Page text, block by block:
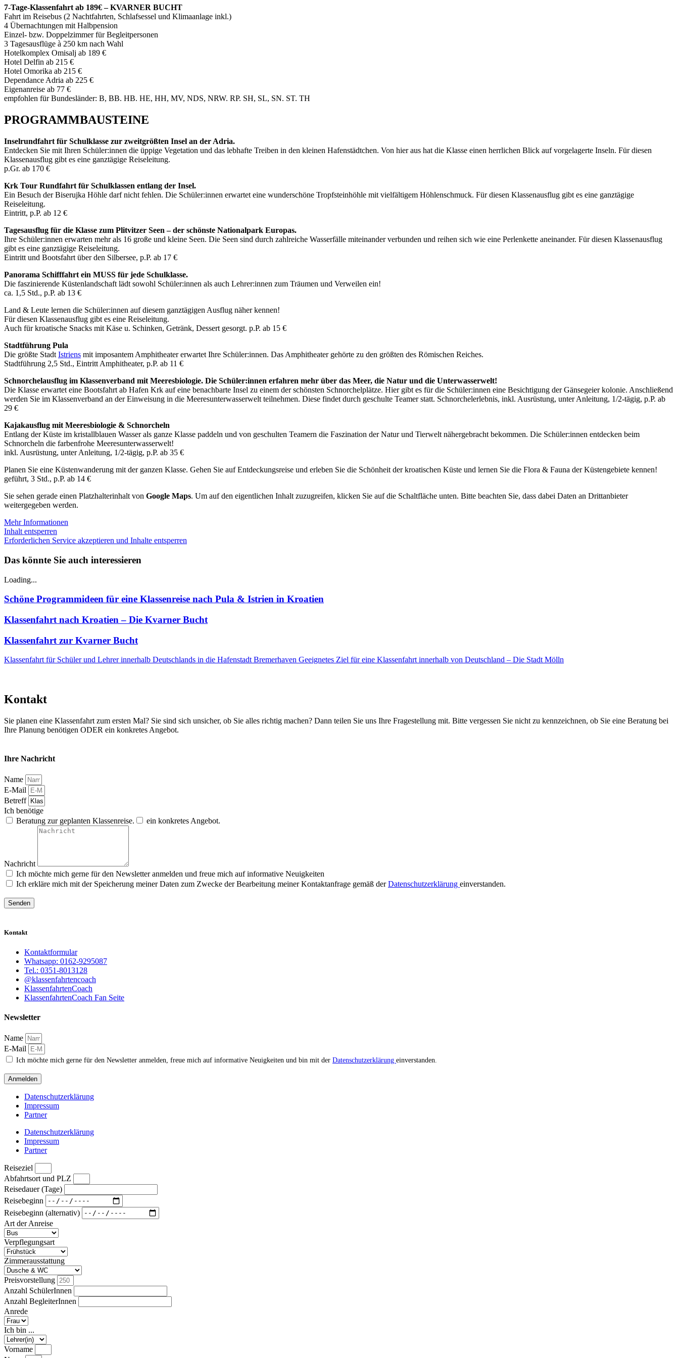
7-Tage-Klassenfahrt ab 189€ – KVARNER BUCHT
Fahrt im Reisebus (2 Nachtfahrten, Schlafsessel und Klimaanlage inkl.)
4 Übernachtungen mit Halbpension
Einzel- bzw. Doppelzimmer für Begleitpersonen
3 Tagesausflüge à 250 km nach Wahl
Hotelkomplex Omisalj ab 189 €
Hotel Delfin ab 215 €
Hotel Omorika ab 215 €
Dependance Adria ab 225 €
Eigenanreise ab 77 €
empfohlen für Bundesländer: B, BB. HB. HE, HH, MV, NDS, NRW. RP. SH, SL, SN. ST. TH
PROGRAMMBAUSTEINE
Inselrundfahrt für Schulklasse zur zweitgrößten Insel an der Adria.
Entdecken Sie mit Ihren Schüler:innen die üppige Vegetation und das lebhafte Treiben in den kleinen Hafenstädtchen. Von hier aus hat die Klasse einen herrlichen Blick auf vorgelagerte Inseln. Für diesen
Klassenausflug gibt es eine ganztägige Reiseleitung.
p.Gr. ab 170 €
Krk Tour Rundfahrt für Schulklassen entlang der Insel.
Ein Besuch der Biserujka Höhle darf nicht fehlen. Die Schüler:innen erwartet eine wunderschöne Tropfsteinhöhle mit vielfältigem Höhlenschmuck. Für diesen Klassenausflug gibt es eine ganztägige
Reiseleitung.
Eintritt, p.P. ab 12 €
Tagesausflug für die Klasse zum Plitvitzer Seen – der schönste Nationalpark Europas.
Ihre Schüler:innen erwarten mehr als 16 große und kleine Seen. Die Seen sind durch zahlreiche Wasserfälle miteinander verbunden und reihen sich wie eine Perlenkette aneinander. Für diesen Klassenausflug
gibt es eine ganztägige Reiseleitung.
Eintritt und Bootsfahrt über den Silbersee, p.P. ab 17 €
Panorama Schifffahrt ein MUSS für jede Schulklasse.
Die faszinierende Küstenlandschaft lädt sowohl Schüler:innen als auch Lehrer:innen zum Träumen und Verweilen ein!
ca. 1,5 Std., p.P. ab 13 €
Land & Leute lernen die Schüler:innen auf diesem ganztägigen Ausflug näher kennen!
Für diesen Klassenausflug gibt es eine Reiseleitung.
Auch für kroatische Snacks mit Käse u. Schinken, Getränk, Dessert gesorgt. p.P. ab 15 €
Stadtführung Pula
Die größte Stadt Istriens mit imposantem Amphitheater erwartet Ihre Schüler:innen. Das Amphitheater gehörte zu den größten des Römischen Reiches.
Stadtführung 2,5 Std., Eintritt Amphitheater, p.P. ab 11 €
Schnorchelausflug im Klassenverband mit Meeresbiologie. Die Schüler:innen erfahren mehr über das Meer, die Natur und die Unterwasserwelt!
Die Klasse erwartet eine Bootsfahrt ab Hafen Krk auf eine benachbarte Insel zu einem der schönsten Schnorchelplätze. Hier gibt es für die Schüler:innen eine Besichtigung der Gänsegeier kolonie. Anschließend
werden Sie im Klassenverband an der Einweisung in die Meeresunterwasserwelt teilnehmen. Diese findet durch geschulte Teamer statt. Schnorchelerlebnis, inkl. Ausrüstung, unter Anleitung, 1/2-tägig, p.P. ab
29 €
Kajakausflug mit Meeresbiologie & Schnorcheln
Entlang der Küste im kristallblauen Wasser als ganze Klasse paddeln und von geschulten Teamern die Faszination der Natur und Tierwelt nähergebracht bekommen. Die Schüler:innen entdecken beim
Schnorcheln die farbenfrohe Meeresunterwasserwelt!
inkl. Ausrüstung, unter Anleitung, 1/2-tägig, p.P. ab 35 €
Planen Sie eine Küstenwanderung mit der ganzen Klasse. Gehen Sie auf Entdeckungsreise und erleben Sie die Schönheit der kroatischen Küste und lernen Sie die Flora & Fauna der Küstengebiete kennen!
geführt, 3 Std., p.P. ab 14 €
Sie sehen gerade einen Platzhalterinhalt von Google Maps. Um auf den eigentlichen Inhalt zuzugreifen, klicken Sie auf die Schaltfläche unten. Bitte beachten Sie, dass dabei Daten an Drittanbieter
weitergegeben werden.
Mehr Informationen
Inhalt entsperren
Erforderlichen Service akzeptieren und Inhalte entsperren
Das könnte Sie auch interessieren
Loading...
Schöne Programmideen für eine Klassenreise nach Pula & Istrien in Kroatien
Klassenfahrt nach Kroatien – Die Kvarner Bucht
Klassenfahrt zur Kvarner Bucht
Klassenfahrt für Schüler und Lehrer innerhalb Deutschlands in die Hafenstadt Bremerhaven Geeignetes Ziel für eine Klassenfahrt innerhalb von Deutschland – Die Stadt Mölln
Kontakt
Sie planen eine Klassenfahrt zum ersten Mal? Sie sind sich unsicher, ob Sie alles richtig machen? Dann teilen Sie uns Ihre Fragestellung mit. Bitte vergessen Sie nicht zu kennzeichnen, ob Sie eine Beratung bei
Ihre Planung benötigen ODER ein konkretes Angebot.
Ihre Nachricht
Name
E-Mail
Betreff
Ich benötige
Beratung zur geplanten Klassenreise.
ein konkretes Angebot.
Nachricht
Ich möchte mich gerne für den Newsletter anmelden und freue mich auf informative Neuigkeiten
Ich erkläre mich mit der Speicherung meiner Daten zum Zwecke der Bearbeitung meiner Kontaktanfrage gemäß derDatenschutzerklärung einverstanden.
Senden
Kontakt
Kontaktformular
Whatsapp: 0162-9295087
Tel.: 0351-8013128
@klassenfahrtencoach
KlassenfahrtenCoach
KlassenfahrtenCoach Fan Seite
Newsletter
Name
E-Mail
Ich möchte mich gerne für den Newsletter anmelden, freue mich auf informative Neuigkeiten und bin mit der Datenschutzerklärung einverstanden.
Anmelden
Datenschutzerklärung
Impressum
Partner
Datenschutzerklärung
Impressum
Partner
Reiseziel
Abfahrtsort und PLZ
Reisedauer (Tage)
Reisebeginn
Reisebeginn (alternativ)
Art der Anreise
Verpflegungsart
Zimmerausstattung
Preisvorstellung
Anzahl SchülerInnen
Anzahl BegleiterInnen
Anrede
Ich bin ...
Vorname